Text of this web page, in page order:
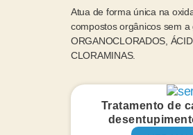
Atua de forma única na
compostos orgânicos sem a
ORGANOCLORADOS,
CLORAMINAS.
Tratamento de